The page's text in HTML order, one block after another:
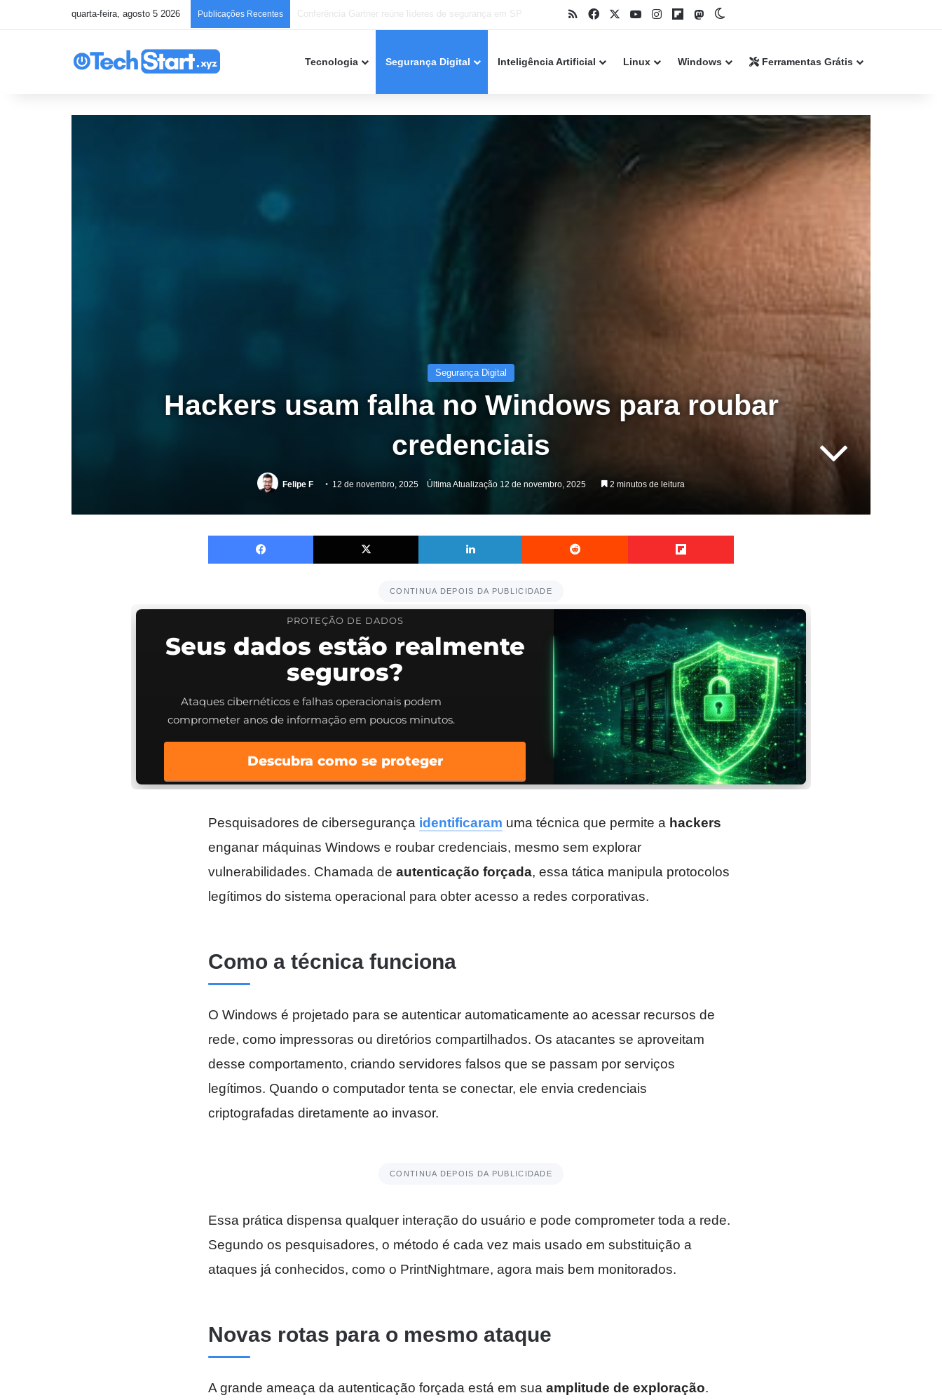
quarta-feira, agosto 5 2026 Publicações Recentes Check Point alerta para falha crítica em servidores RSSFacebookYouTubeInstagramFlipboard
Mastodon
Tecnologia Segurança Digital Inteligência Artificial Linux Windows Ferramentas Grátis
Segurança Digital
Hackers usam falha no Windows para roubar
credenciais
Felipe F 12 de novembro, 2025 Última Atualização 12 de novembro, 2025 2 minutos de leitura
Facebook X Linkedin Reddit Flipboard
CONTINUA DEPOIS DA PUBLICIDADE
PROTEÇÃO DE DADOS
Seus dados estão realmente
seguros?
Ataques cibernéticos e falhas operacionais podem
comprometer anos de informação em poucos minutos.
Descubra como se proteger
Pesquisadores de cibersegurança identificaram uma técnica que permite a hackers
enganar máquinas Windows e roubar credenciais, mesmo sem explorar
vulnerabilidades. Chamada de autenticação forçada, essa tática manipula protocolos
legítimos do sistema operacional para obter acesso a redes corporativas.
Como a técnica funciona
O Windows é projetado para se autenticar automaticamente ao acessar recursos de
rede, como impressoras ou diretórios compartilhados. Os atacantes se aproveitam
desse comportamento, criando servidores falsos que se passam por serviços
legítimos. Quando o computador tenta se conectar, ele envia credenciais
criptografadas diretamente ao invasor.
CONTINUA DEPOIS DA PUBLICIDADE
Essa prática dispensa qualquer interação do usuário e pode comprometer toda a rede.
Segundo os pesquisadores, o método é cada vez mais usado em substituição a
ataques já conhecidos, como o PrintNightmare, agora mais bem monitorados.
Novas rotas para o mesmo ataque
A grande ameaça da autenticação forçada está em sua amplitude de exploração.